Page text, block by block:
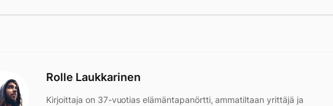
Rolle Laukkarinen
Kirjoittaja on 37-vuotias elämäntapanörtti, ammatiltaan yrittäjä ja